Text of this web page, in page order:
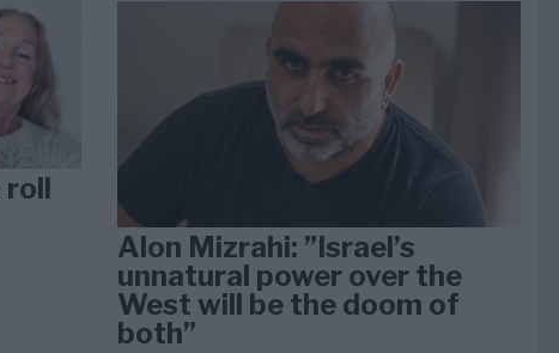
roll
Alon Mizrahi: ”Israel’s
unnatural power over the
West will be the doom of
both”